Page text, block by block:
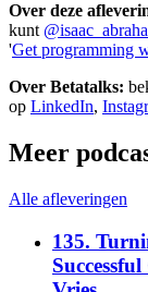
Over deze
kunt
'Get programming
Over Betatalks:
op LinkedIn,
Meer
Alle afleveringen
135.